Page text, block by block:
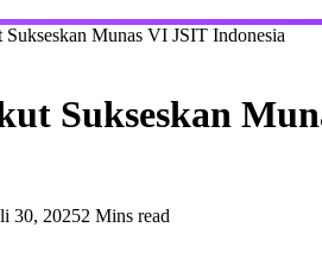
Munas VI JSIT Indonesia
Sukseskan
30, 20252 Mins read